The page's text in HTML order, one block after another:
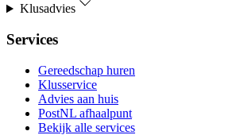
Klusadvies
Services
Gereedschap huren
Klusservice
Advies aan huis
PostNL afhaalpunt
Bekijk alle services